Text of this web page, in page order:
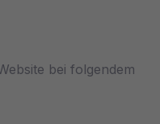
bei folgendem